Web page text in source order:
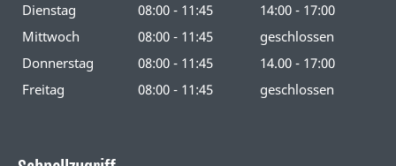
Dienstag
08:00 - 11:45
14:00 - 17:00
Mittwoch
08:00 - 11:45
geschlossen
Donnerstag
08:00 - 11:45
14.00 - 17:00
Freitag
08:00 - 11:45 geschlossen